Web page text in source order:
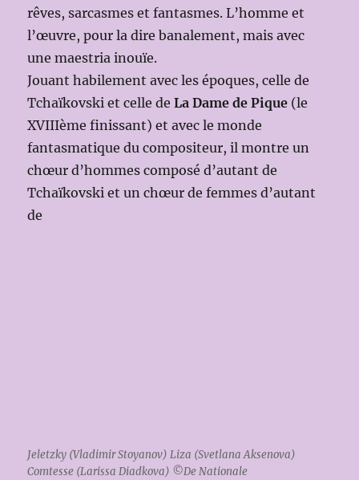
rêves, sarcasmes et fantasmes. L’homme et
l’œuvre, pour la dire banalement, mais avec
une maestria inouïe.
Jouant habilement avec les époques, celle de
Tchaïkovski et celle deLa Dame de Pique (le
XVIIIème finissant) et avec le monde
fantasmatique du compositeur, il montre un
chœur d’hommes composé d’autant de
Tchaïkovski et un chœur de femmes d’autant
de
Jeletzky (Vladimir Stoyanov) Liza (Svetlana Aksenova)
Comtesse (Larissa Diadkova) ©De Nationale